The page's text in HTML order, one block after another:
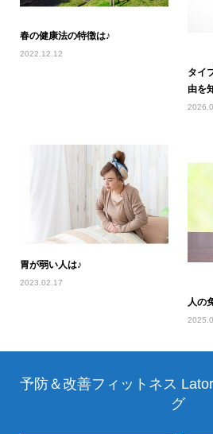
春の健康法の特徴は♪
2022.12.12
タイ
由を
胃が弱い人は♪
2023.02.17
人の
予防＆改善フィットネス
グ